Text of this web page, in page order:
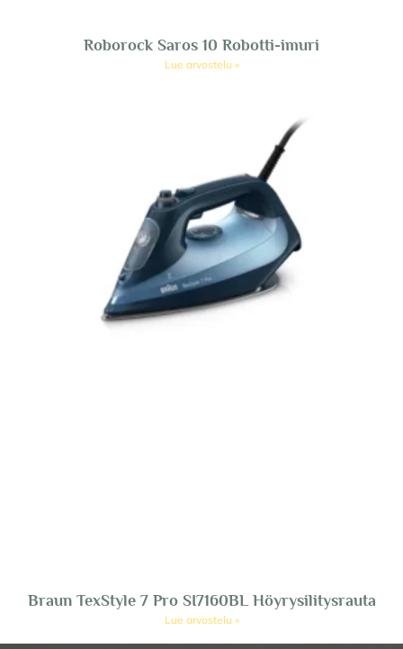
Roborock Saros 10 Robotti-imuri
Lue arvostelu »
Braun TexStyle 7 Pro SI7160BL Höyrysilitysrauta
Lue arvostelu »